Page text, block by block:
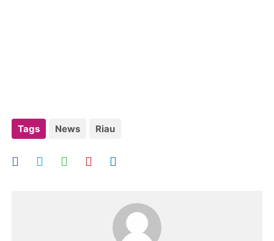
Tags News Riau